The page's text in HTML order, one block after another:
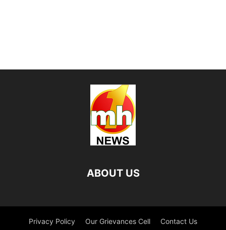
ABOUT US
Privacy Policy Our Grievances Cell Contact Us